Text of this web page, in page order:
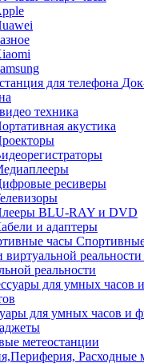
техника
акустика
ресиверы
BLU-RAY и DVD
и адаптеры
реальности
для умных часов и
метеостанции